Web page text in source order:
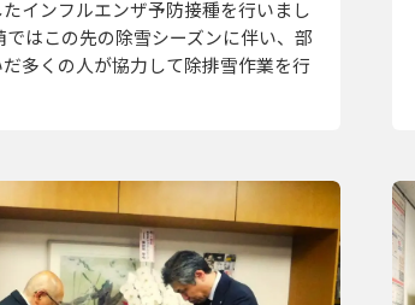
インフルエンザ予防接種を行いまし
はこの先の除雪シーズンに伴い、部
多くの人が協力して除排雪作業を行